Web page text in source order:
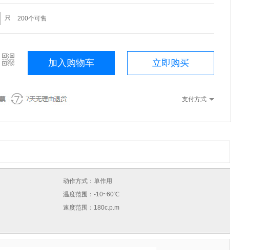
只 200个可售
立即购买
加入购物车
i
支付方式
动作方式：单作用
温度范围：-10~60℃
速度范围：180c.p.m